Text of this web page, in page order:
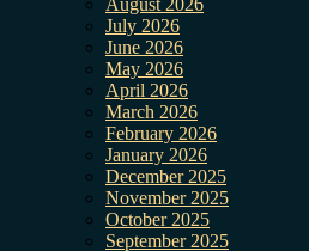
August 2026
July 2026
June 2026
May 2026
April 2026
March 2026
February 2026
January 2026
December 2025
November 2025
October 2025
September 2025